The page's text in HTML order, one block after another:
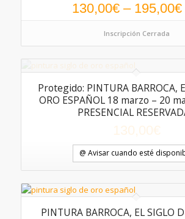
130,00€– 195,00€
Inscripción Cerrada
Protegido: PINTURA BARROCA,
ORO ESPAÑOL 18 marzo – 20
PRESENCIAL
130,00€
@ Avisar cuando esté
PINTURA BARROCA, EL SIGLO